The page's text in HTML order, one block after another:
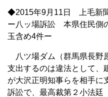
◆2015年9月11日 上毛新
ー八ッ場訴訟 本県住民
玉含め4件ー
八ツ場ダム（群馬県長野
支出するのは違法として、
が大沢正明知事らを相手に
訴訟で、最高裁第２小法廷